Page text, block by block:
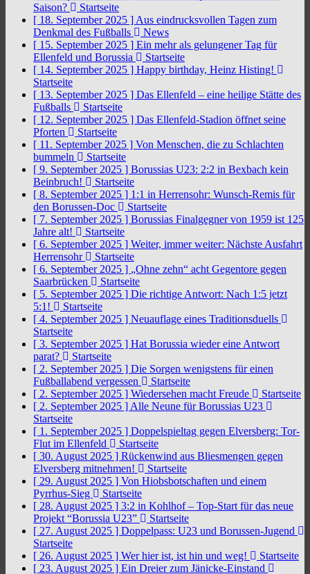
Saison?
Startseite
[ 18. September 2025 ] Aus eindrucksvollen Tagen zum
Denkmal des Fußballs
News
[ 15. September 2025 ] Ein mehr als gelungener Tag für
Ellenfeld und Borussia
Startseite
[ 14. September 2025 ] Happy birthday, Heinz Histing!
Startseite
[ 13. September 2025 ] Das Ellenfeld – eine heilige Stätte des
Fußballs
Startseite
[ 12. September 2025 ] Das Ellenfeld-Stadion öffnet seine
Pforten
Startseite
[ 11. September 2025 ] Von Menschen, die zu Schlachten
bummeln
Startseite
[ 9. September 2025 ] Borussias U23: 2:2 in Bexbach kein
Beinbruch!
Startseite
[ 8. September 2025 ] 1:1 in Herrensohr: Wunsch-Remis für
den Borussen-Doc
Startseite
[ 7. September 2025 ] Borussias Finalgegner von 1959 ist 125
Jahre alt!
Startseite
[ 6. September 2025 ] Weiter, immer weiter: Nächste Ausfahrt
Herrensohr
Startseite
[ 6. September 2025 ] „Ohne zehn“ acht Gegentore gegen
Saarbrücken
Startseite
[ 5. September 2025 ] Die richtige Antwort: Nach 1:5 jetzt
5:1!
Startseite
[ 4. September 2025 ] Neuauflage eines Traditionsduells
Startseite
[ 3. September 2025 ] Hat Borussia wieder eine Antwort
parat?
Startseite
[ 2. September 2025 ] Die Sorgen wenigstens für einen
Fußballabend vergessen
Startseite
[ 2. September 2025 ] Wiedersehen macht Freude
Startseite
[ 2. September 2025 ] Alle Neune für Borussias U23
Startseite
[ 1. September 2025 ] Doppelspieltag gegen Elversberg: Tor-
Flut im Ellenfeld
Startseite
[ 30. August 2025 ] Rückenwind aus Bliesmengen gegen
Elversberg mitnehmen!
Startseite
[ 29. August 2025 ] Von Hiobsbotschaften und einem
Pyrrhus-Sieg
Startseite
[ 28. August 2025 ] 3:2 in Kohlhof – Top-Start für das neue
Projekt “Borussia U23”
Startseite
[ 27. August 2025 ] Doppelpass: U23 und Borussen-Jugend
Startseite
[ 26. August 2025 ] Wer hier ist, ist hin und weg!
Startseite
[ 23. August 2025 ] Ein Dreier zum Jänicke-Einstand